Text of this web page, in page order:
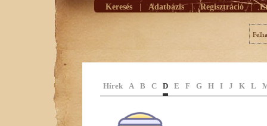
Keresés Adatbázis | Regisztráció |
Hírek A B C D E F G H I J K L